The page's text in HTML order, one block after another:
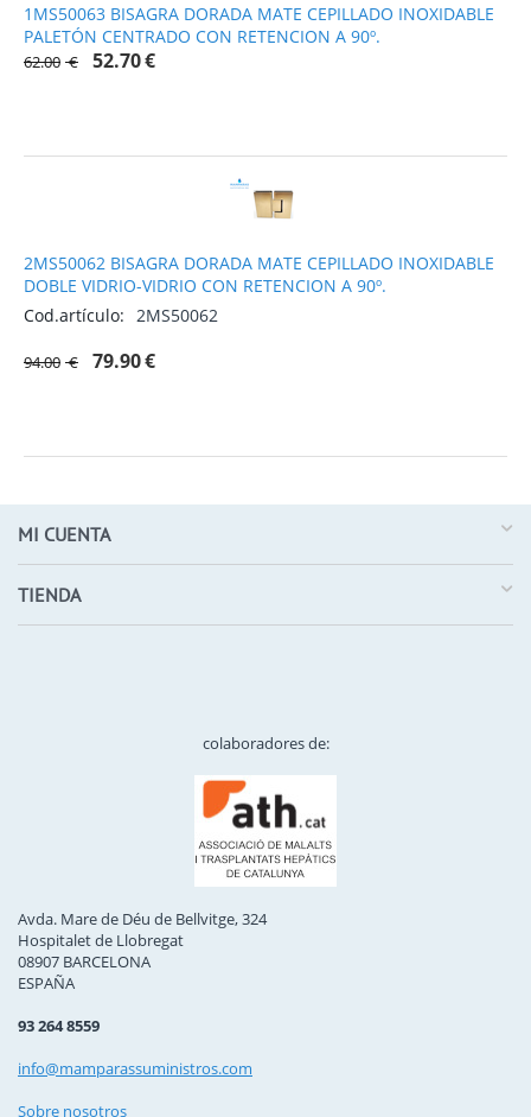
1MS50063 BISAGRA DORADA MATE CEPILLADO INOXIDABLE
PALETÓN CENTRADO CON RETENCION A 90º.
62.00 € 52.70€
2MS50062 BISAGRA DORADA MATE CEPILLADO INOXIDABLE
DOBLE VIDRIO-VIDRIO CON RETENCION A 90º.
Cod.artículo:
2MS50062
94.00 € 79.90€
MI CUENTA
TIENDA
colaboradores de:
Avda. Mare de Déu de Bellvitge, 324
Hospitalet de Llobregat
08907 BARCELONA
ESPAÑA
93 264 8559
info@mamparassuministros.com
Sobre nosotros